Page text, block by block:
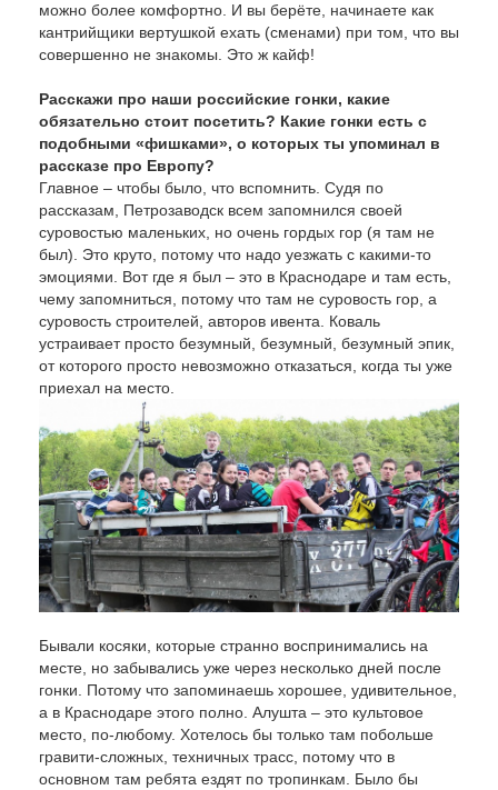
можно более комфортно. И вы берёте, начинаете как
кантрийщики вертушкой ехать (сменами) при том, что вы
совершенно не знакомы. Это ж кайф!
Расскажи про наши российские гонки, какие
обязательно стоит посетить? Какие гонки есть с
подобными «фишками», о которых ты упоминал в
рассказе про Европу?
Главное – чтобы было, что вспомнить. Судя по
рассказам, Петрозаводск всем запомнился своей
суровостью маленьких, но очень гордых гор (я там не
был). Это круто, потому что надо уезжать с какими-то
эмоциями. Вот где я был – это в Краснодаре и там есть,
чему запомниться, потому что там не суровость гор, а
суровость строителей, авторов ивента. Коваль
устраивает просто безумный, безумный, безумный эпик,
от которого просто невозможно отказаться, когда ты уже
приехал на место.
Бывали косяки, которые странно воспринимались на
месте, но забывались уже через несколько дней после
гонки. Потому что запоминаешь хорошее, удивительное,
а в Краснодаре этого полно. Алушта – это культовое
место, по-любому. Хотелось бы только там побольше
гравити-сложных, техничных трасс, потому что в
основном там ребята ездят по тропинкам. Было бы